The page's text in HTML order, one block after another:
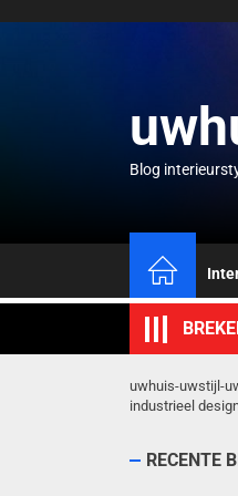
Blog
uwhuis-uwstijl-
industrieel
RECENTE